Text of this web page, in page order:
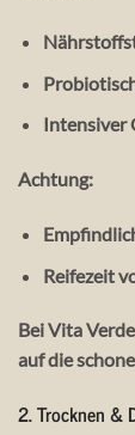
Intensiver
Achtung:
Reifezeit
Bei Vita
auf die
2.Trocknen &